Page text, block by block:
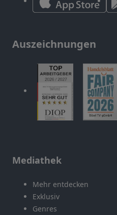
Auszeichnungen
Mediathek
Mehr entdecken
Exklusiv
Genres